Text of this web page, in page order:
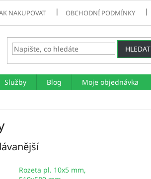
NAKUPOVAT OBCHODNÍ PODMÍNKY
HLEDAT
Služby Blog
Moje objednávka
Rozeta pl. 10x5 mm,